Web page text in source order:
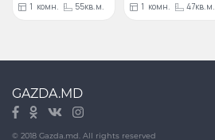
1 комн. 55кв.м. 1 комн. 47кв.м.
GAZDA.MD
© 2018 Gazda.md. All rights reserved